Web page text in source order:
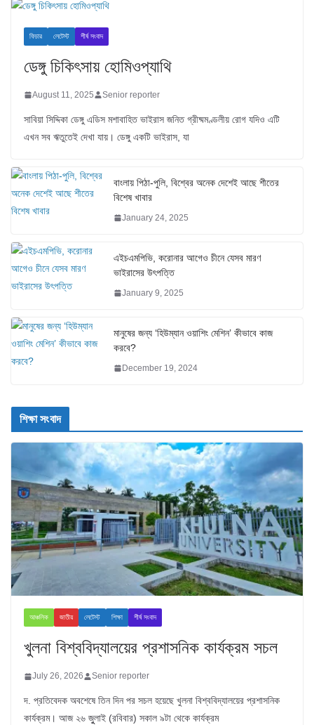
ফিচার লেটেস্ট শীর্ষ সংবাদ
ডেঙ্গু চিকিৎসায় হোমিওপ্যাথি
August 11, 2025 Senior reporter
সাবিয়া সিদ্দিকা ডেঙ্গু এডিস মশাবাহিত ভাইরাস জনিত গ্রীষ্মমণ্ডলীয় রোগ যদিও এটি
এখন সব ঋতুতেই দেখা যায়। ডেঙ্গু একটি ভাইরাস, যা
বাংলায় পিঠা-পুলি, বিশ্বের অনেক দেশেই আছে শীতের
বিশেষ খাবার
January 24, 2025
এইচএমপিভি, করোনার আগেও চীনে যেসব মারণ
ভাইরাসের উৎপত্তি
January 9, 2025
মানুষের জন্য ‘হিউম্যান ওয়াশিং মেশিন’ কীভাবে কাজ
করবে?
December 19, 2024
শিক্ষা সংবাদ
আঞ্চলিক জাতীয় লেটেস্ট শিক্ষা শীর্ষ সংবাদ
খুলনা বিশ্ববিদ্যালয়ের প্রশাসনিক কার্যক্রম সচল
July 26, 2026 Senior reporter
দ. প্রতিবেদক অবশেষে তিন দিন পর সচল হয়েছে খুলনা বিশ্ববিদ্যালয়ের প্রশাসনিক
কার্যক্রম। আজ ২৬ জুুলাই (রবিবার) সকাল ৯টা থেকে কার্যক্রম